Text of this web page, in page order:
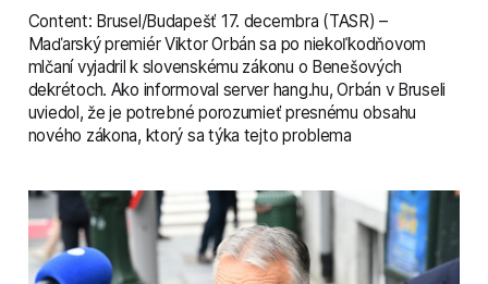
Content: Brusel/Budapešť 17. decembra (TASR) –
Maďarský premiér Viktor Orbán sa po niekoľkodňovom
mlčaní vyjadril k slovenskému zákonu o Benešových
dekrétoch. Ako informoval server hang.hu, Orbán v Bruseli
uviedol, že je potrebné porozumieť presnému obsahu
nového zákona, ktorý sa týka tejto problema